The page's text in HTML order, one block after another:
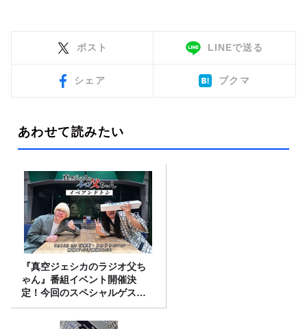
ポスト LINEで送る
シェア ブクマ
あわせて読みたい
『真空ジェシカのラジオ父ち
ゃん』番組イベント開催決
定！今回のスペシャルゲスト
は、タカアンドトシ！